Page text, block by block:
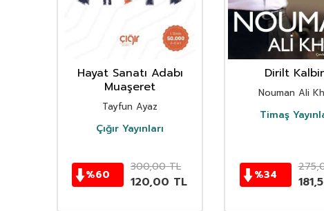
Hayat Sanatı Adabı
Muaşeret
Tayfun Ayaz
Çığır Yayınları
%60
300,00TL
120,00 TL
Dirilt
Nouman Ali
Timaş
%34